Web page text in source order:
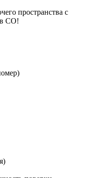
пространства с
СО!